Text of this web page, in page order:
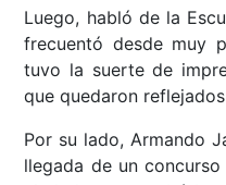
Luego, habló de la
frecuentó desde muy
tuvo la suerte de
que quedaron
Por su lado, Armando
llegada de un